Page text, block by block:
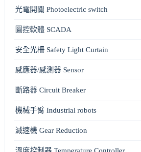
光電開關 Photoelectric switch
圖控軟體 SCADA
安全光柵 Safety Light Curtain
感應器/感測器 Sensor
斷路器 Circuit Breaker
機械手臂 Industrial robots
減速機 Gear Reduction